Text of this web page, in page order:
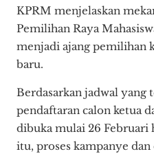
KPRM menjelaskan
Pemilihan Raya
menjadi ajang pemilihan
baru.
Berdasarkan jadwal yang
pendaftaran calon ketua
dibuka mulai 26 Februari
itu, proses kampanye